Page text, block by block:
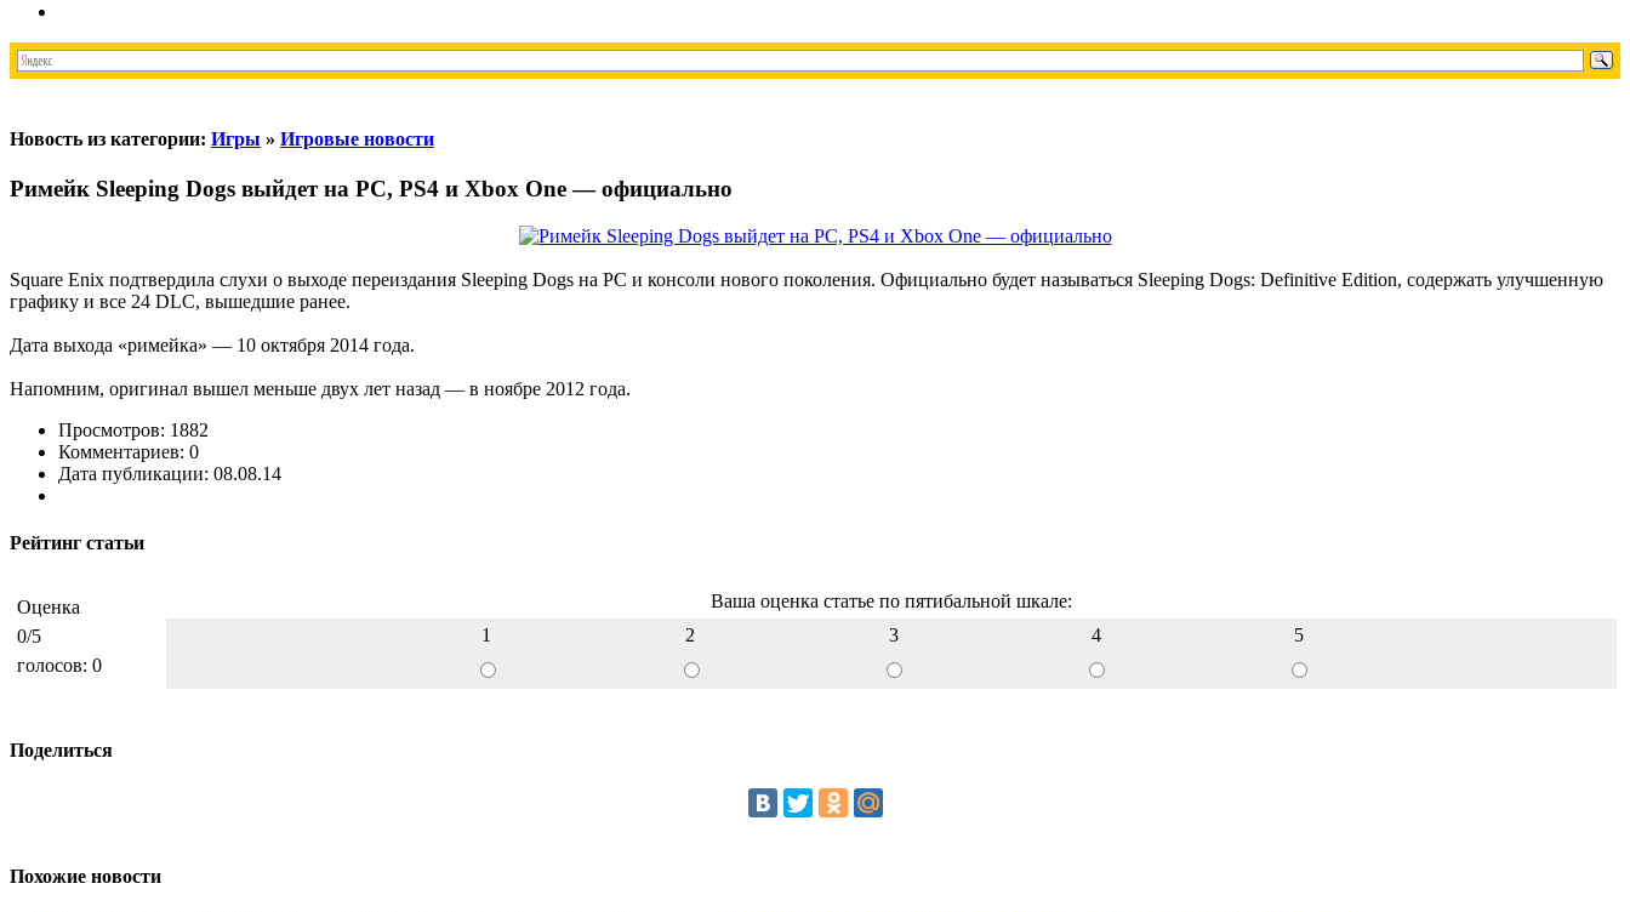
Новость из категории: Игры » Игровые новости
Римейк Sleeping Dogs выйдет на PC, PS4 и Xbox One — официально
Square Enix подтвердила слухи о выходе переиздания Sleeping Dogs на PC и консоли нового поколения. Официально будет называться Sleeping Dogs: Definitive Edition, содержать улучшенную
графику и все 24 DLC, вышедшие ранее.
Дата выхода «римейка» — 10 октября 2014 года.
Напомним, оригинал вышел меньше двух лет назад — в ноябре 2012 года.
Просмотров: 1882
Комментариев: 0
Дата публикации: 08.08.14
Рейтинг статьи
Оценка
0/5
голосов: 0
Ваша оценка статье по пятибальной шкале:
1
2 3 4 5
Поделиться
Похожие новости